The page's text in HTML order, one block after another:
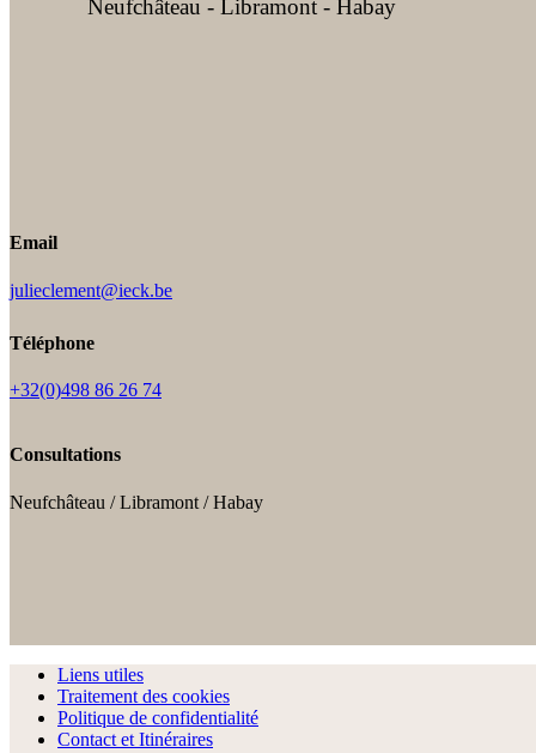
Neufchâteau - Libramont - Habay
Email
julieclement@ieck.be
Téléphone
+32(0)498 86 26 74
Consultations
Neufchâteau / Libramont / Habay
Liens utiles
Traitement des cookies
Politique de confidentialité
Contact et Itinéraires